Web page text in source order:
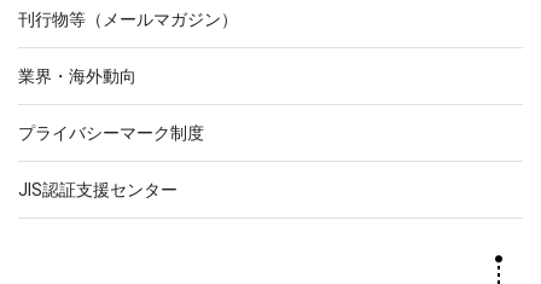
刊行物等（メールマガジン）
業界・海外動向
プライバシーマーク制度
JIS認証支援センター